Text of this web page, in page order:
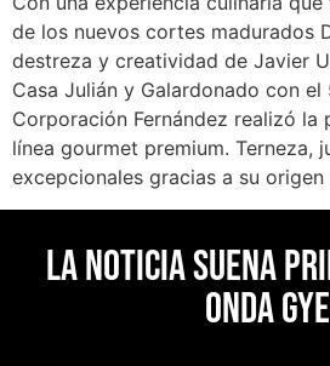
de los nuevos cortes madurados
destreza y creatividad de Javier
Casa Julián y Galardonado con el
Corporación Fernández realizó la
línea gourmet premium. Terneza,
excepcionales gracias a su
La noticia suena
Onda